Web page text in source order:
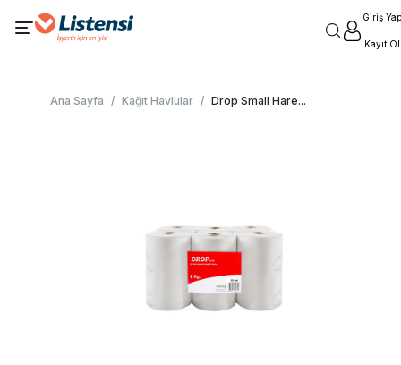
Giriş Yap
Kayıt Ol
Ana Sayfa / Kağıt Havlular / Drop Small Hare...